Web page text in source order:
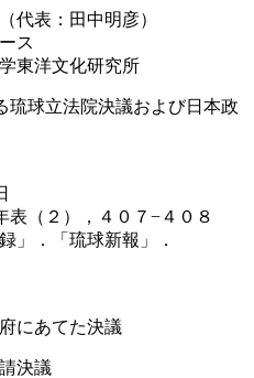
代表：田中明彦）
ス
東洋文化研究所
球立法院決議および日本政
（２），４０７−４０８
」．「琉球新報」．
にあてた決議
決議